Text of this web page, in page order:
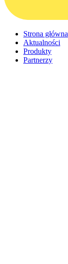
Strona główna
Aktualności
Produkty
Partnerzy